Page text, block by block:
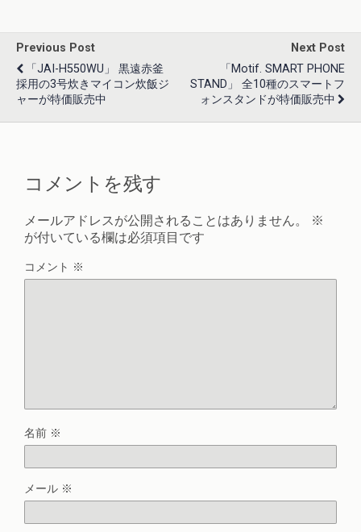
Previous Post
「JAI-H550WU」 黒遠赤釜
採用の3号炊きマイコン炊飯ジ
ャーが特価販売中
Next Post
「Motif. SMART PHONE
STAND」 全10種のスマートフ
ォンスタンドが特価販売中
コメントを残す
メールアドレスが公開されることはありません。
※
が付いている欄は必須項目です
コメント ※
名前 ※
メール ※